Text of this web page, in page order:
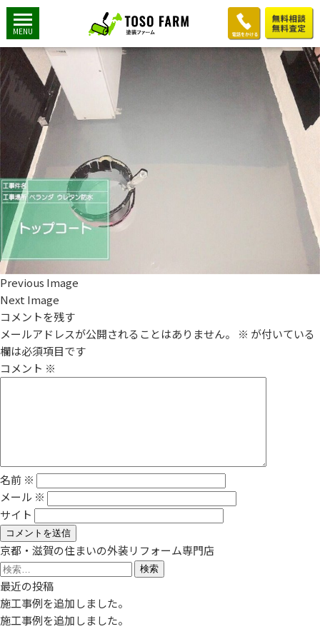
MENU
ベランダトップコート
2019年8月25日
1200 × 900K様邸：外壁屋根塗装工事②
Previous Image
Next Image
コメントを残す
メールアドレスが公開されることはありません。
※ が付いている
欄は必須項目です
コメント ※
名前 ※
メール ※
サイト
京都・滋賀の住まいの外装リフォーム専門店
検
索:
最近の投稿
施工事例を追加しました。
施工事例を追加しました。